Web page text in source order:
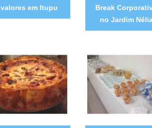
valores em Itupu
Break
no Jardim